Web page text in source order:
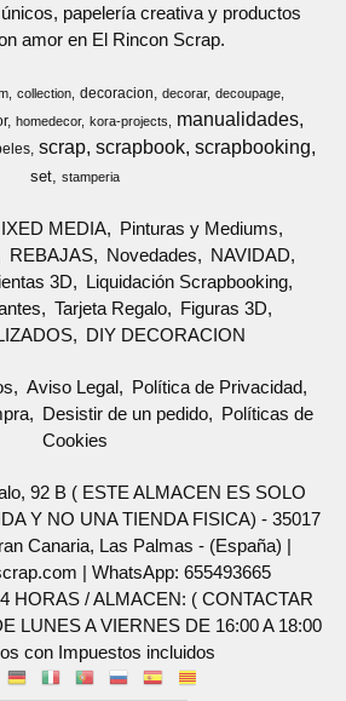
papelería creativa y productos
amor en El Rincon Scrap.
collection decoracion decorar
decoupage
homedecor kora-projects manualidades
scrap scrapbook scrapbooking
set stamperia
MEDIA
Pinturas y Mediums
REBAJAS Novedades
NAVIDAD
3D
Liquidación Scrapbooking
Tarjeta Regalo
Figuras 3D
DIY DECORACION
Aviso Legal
Política de Privacidad
Desistir de un pedido
Políticas de
Cookies
92 B ( ESTE ALMACEN ES SOLO
Y NO UNA TIENDA FISICA) - 35017
Canaria, Las Palmas - (España) |
| WhatsApp: 655493665
HORAS / ALMACEN: ( CONTACTAR
LUNES A VIERNES DE 16:00 A 18:00
con Impuestos incluidos